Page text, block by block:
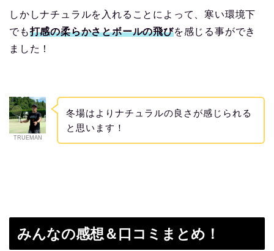
しかしナチュラルを入れることによって、寒い環境下
でも打感の柔らかさとボールの飛びを感じる事ができ
ました！
TRUEMAN
冬場はよりナチュラルの良さが感じられる
と思います！
みんなの感想＆口コミまとめ！